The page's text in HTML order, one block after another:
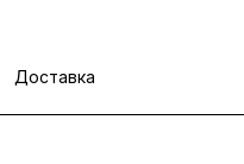
Доставка